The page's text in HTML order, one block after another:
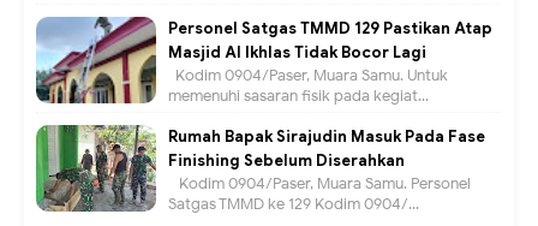
Personel Satgas TMMD 129 Pastikan Atap
Masjid Al Ikhlas Tidak Bocor Lagi
Kodim 0904/Paser, Muara Samu. Untuk
memenuhi sasaran fisik pada kegiat...
Rumah Bapak Sirajudin Masuk Pada Fase
Finishing Sebelum Diserahkan
Kodim 0904/Paser, Muara Samu. Personel
Satgas TMMD ke 129 Kodim 0904/...